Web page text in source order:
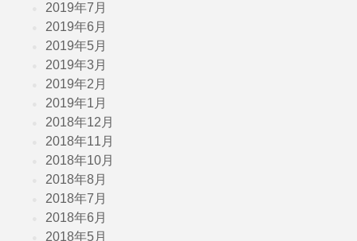
2019年7月
2019年6月
2019年5月
2019年3月
2019年2月
2019年1月
2018年12月
2018年11月
2018年10月
2018年8月
2018年7月
2018年6月
2018年5月